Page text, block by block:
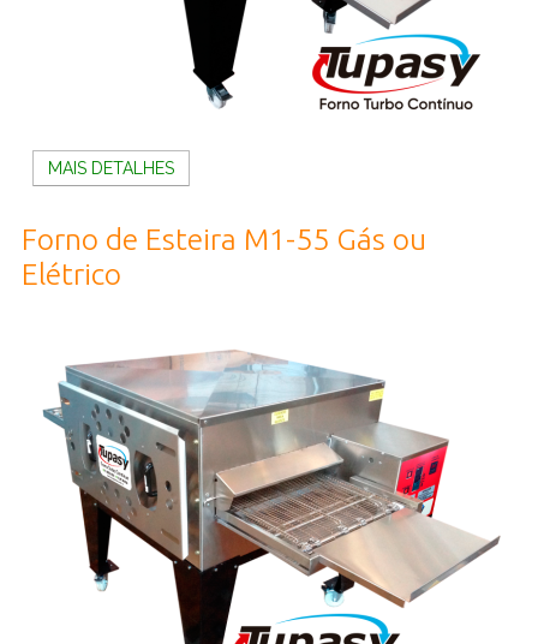
MAIS DETALHES
Forno de Esteira M1-55 Gás ou
Elétrico